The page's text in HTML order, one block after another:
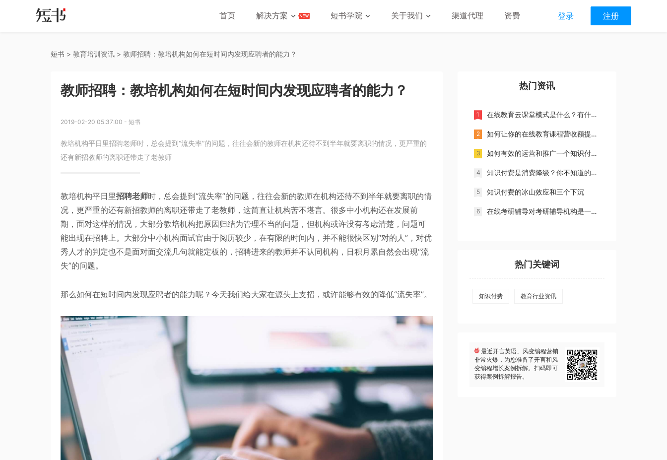
首页 解决方案 短书学院 关于我们 渠道代理 资费 登录 注册
短书 > 教育培训资讯 > 教师招聘：教培机构如何在短时间内发现应聘者的能力？
教师招聘：教培机构如何在短时间内发现应聘者的能力？
2019-02-20 05:37:00 - 短书
教培机构平日里招聘老师时，总会提到“流失率”的问题，往往会新的教师在机构还待不到半年就要离职的情况，更严重的
还有新招教师的离职还带走了老教师
教培机构平日里招聘老师时，总会提到“流失率”的问题，往往会新的教师在机构还待不到半年就要离职的情
况，更严重的还有新招教师的离职还带走了老教师，这简直让机构苦不堪言。很多中小机构还在发展前
期，面对这样的情况，大部分教培机构把原因归结为管理不当的问题，但机构或许没有考虑清楚，问题可
能出现在招聘上。大部分中小机构面试官由于阅历较少，在有限的时间内，并不能很快区别“对的人”，对优
秀人才的判定也不是面对面交流几句就能定板的，招聘进来的教师并不认同机构，日积月累自然会出现“流
失”的问题。
那么如何在短时间内发现应聘者的能力呢？今天我们给大家在源头上支招，或许能够有效的降低“流失率”。
热门资讯
在线教育云课堂模式是什么？有什么解决方案？
如何让你的在线教育课程营收额提升10倍？
如何有效的运营和推广一个知识付费小社群
知识付费是消费降级？你不知道的知识付费发展趋势
知识付费的冰山效应和三个下沉
在线考研辅导对考研辅导机构是一门生意吗？
热门关键词
知识付费 教育行业资讯
最近开言英语、风变编程营销
非常火爆，为您准备了开言和风
变编程增长案例拆解。扫码即可
获得案例拆解报告。